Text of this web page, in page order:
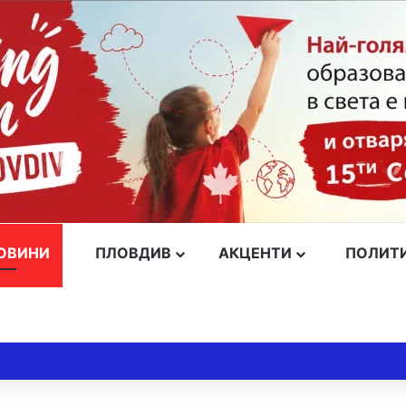
ПЛОВДИВ АКЦЕНТИ